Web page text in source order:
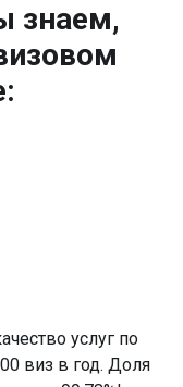
знаем,
услуг по
виз в год. Доля